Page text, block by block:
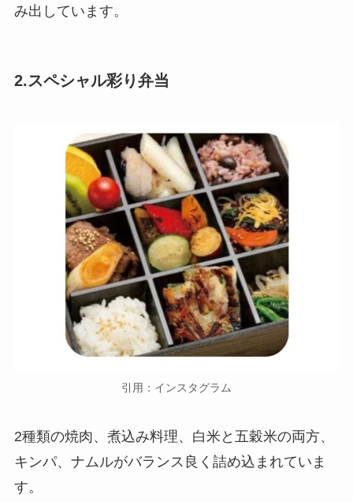
み出しています。
2.スペシャル彩り弁当
引用：インスタグラム
2種類の焼肉、煮込み料理、白米と五穀米の両方、
キンパ、ナムルがバランス良く詰め込まれていま
す。